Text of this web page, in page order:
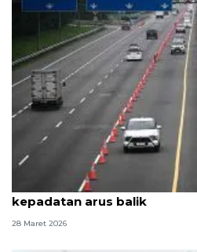
Petugas terapkan
kepadatan arus balik
28 Maret 2026